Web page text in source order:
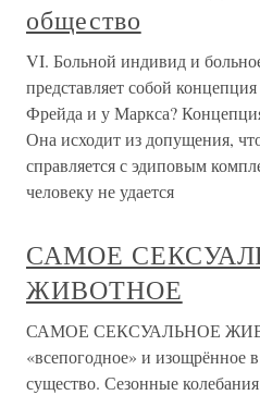
общество
VI. Больной индивид и
представляет собой
Фрейда и у Маркса?
Она исходит из допущения,
справляется с эдиповым
человеку не удается
САМОЕ
ЖИВОТНОЕ
САМОЕ СЕКСУАЛЬНОЕ
«всепогодное» и изощрённое
существо. Сезонные